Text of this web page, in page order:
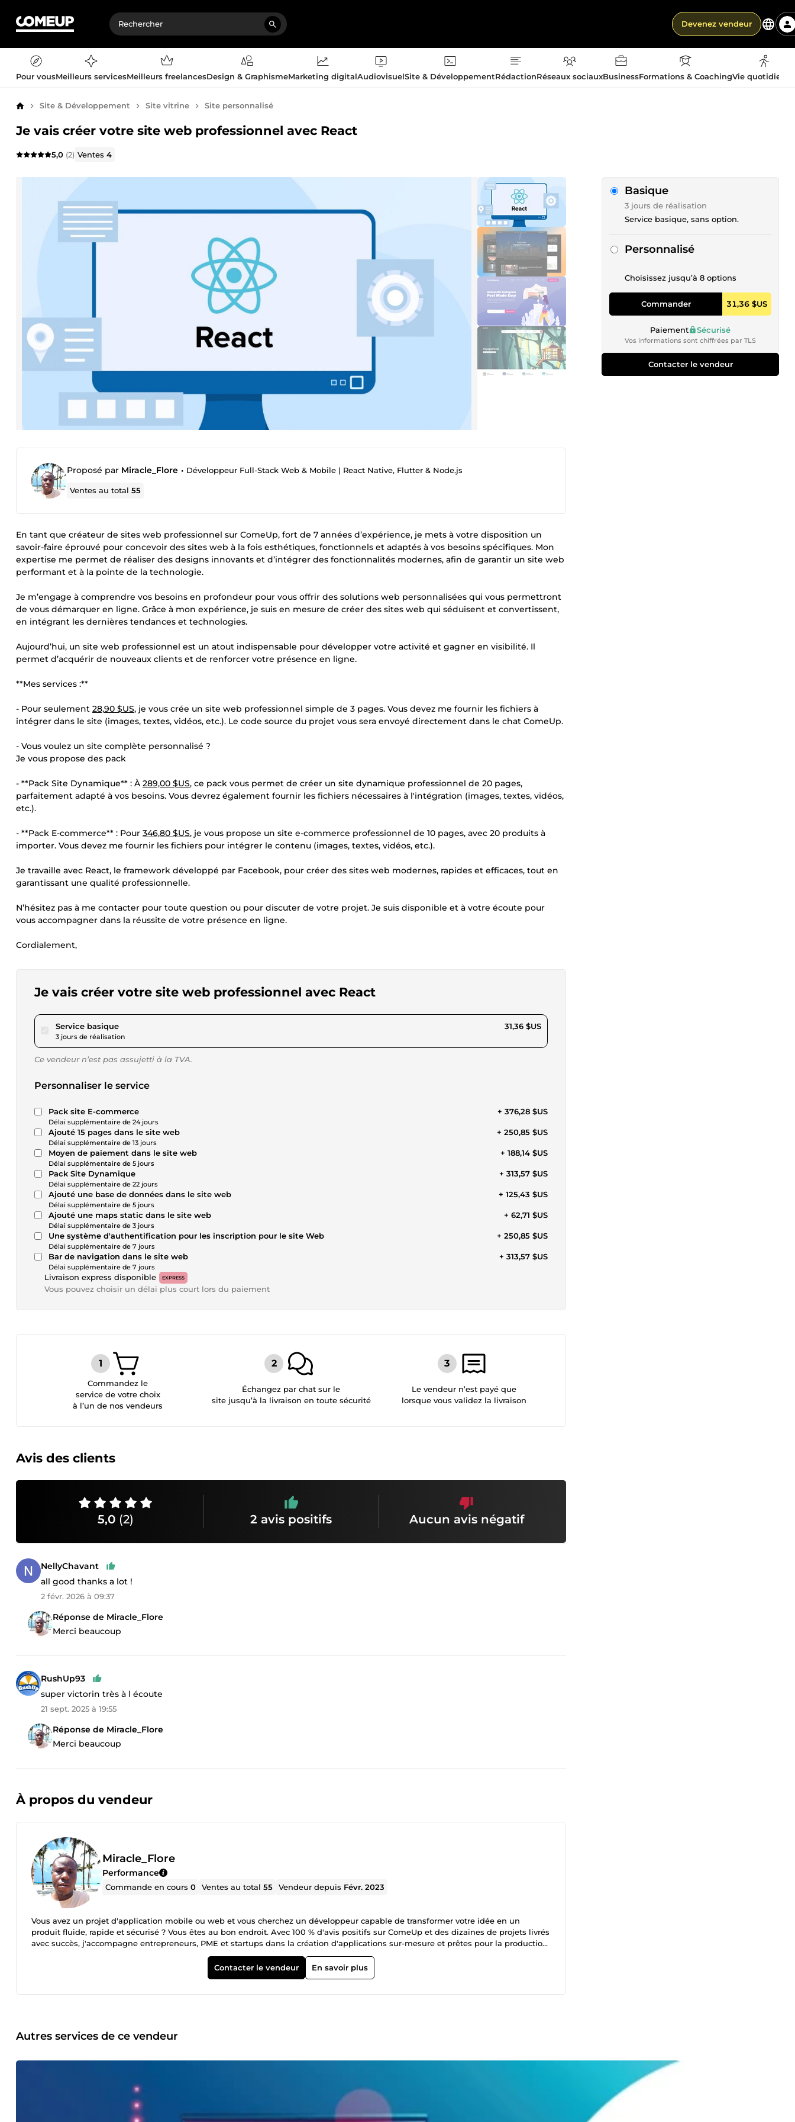
Devenez vendeur
Pour vousMeilleurs servicesMeilleurs freelancesDesign & GraphismeMarketing digitalAudiovisuelSite & DéveloppementRédactionRéseaux sociauxBusinessFormations & CoachingVie
AccueilSite & Développement Site vitrine Site personnalisé
Je vais créer votre site web professionnel avec React
5,0 (2) Ventes4
Proposé par Miracle_Flore • Développeur Full-Stack Web & Mobile | React Native, Flutter & Node.js
Ventes au total55
En tant que créateur de sites web professionnel sur ComeUp, fort de 7 années d’expérience, je mets à votre disposition un
savoir-faire éprouvé pour concevoir des sites web à la fois esthétiques, fonctionnels et adaptés à vos besoins spécifiques. Mon
expertise me permet de réaliser des designs innovants et d’intégrer des fonctionnalités modernes, afin de garantir un site web
performant et à la pointe de la technologie.
Je m’engage à comprendre vos besoins en profondeur pour vous offrir des solutions web personnalisées qui vous permettront
de vous démarquer en ligne. Grâce à mon expérience, je suis en mesure de créer des sites web qui séduisent et convertissent,
en intégrant les dernières tendances et technologies.
Aujourd’hui, un site web professionnel est un atout indispensable pour développer votre activité et gagner en visibilité. Il
permet d’acquérir de nouveaux clients et de renforcer votre présence en ligne.
**Mes services :**
- Pour seulement 28,90 $US, je vous crée un site web professionnel simple de 3 pages. Vous devez me fournir les fichiers à
intégrer dans le site (images, textes, vidéos, etc.). Le code source du projet vous sera envoyé directement dans le chat ComeUp.
- Vous voulez un site complète personnalisé ?
Je vous propose des pack
- **Pack Site Dynamique** : À 289,00 $US, ce pack vous permet de créer un site dynamique professionnel de 20 pages,
parfaitement adapté à vos besoins. Vous devrez également fournir les fichiers nécessaires à l'intégration (images, textes, vidéos,
etc.).
- **Pack E-commerce** : Pour 346,80 $US, je vous propose un site e-commerce professionnel de 10 pages, avec 20 produits à
importer. Vous devez me fournir les fichiers pour intégrer le contenu (images, textes, vidéos, etc.).
Je travaille avec React, le framework développé par Facebook, pour créer des sites web modernes, rapides et efficaces, tout en
garantissant une qualité professionnelle.
N’hésitez pas à me contacter pour toute question ou pour discuter de votre projet. Je suis disponible et à votre écoute pour
vous accompagner dans la réussite de votre présence en ligne.
Cordialement,
Je vais créer votre site web professionnel avec React
Service basiquepour 28,90 $US
3 jours de réalisation
31,36 $US
Ce vendeur n’est pas assujetti à la TVA.
Personnaliser le service
Pack site E-commerce
Délai supplémentaire de 24 jours
+ 376,28 $US
Ajouté 15 pages dans le site web
Délai supplémentaire de 13 jours
+ 250,85 $US
Moyen de paiement dans le site web
Délai supplémentaire de 5 jours
+ 188,14 $US
Pack Site Dynamique
Délai supplémentaire de 22 jours
+ 313,57 $US
Ajouté une base de données dans le site web
Délai supplémentaire de 5 jours
+ 125,43 $US
Ajouté une maps static dans le site web
Délai supplémentaire de 3 jours
+ 62,71 $US
Une système d'authentification pour les inscription pour le site Web
Délai supplémentaire de 7 jours
+ 250,85 $US
Bar de navigation dans le site web
Délai supplémentaire de 7 jours
+ 313,57 $US
Livraison express disponible EXPRESS
Vous pouvez choisir un délai plus court lors du paiement
Basique
3 jours de réalisation
Service basique, sans option.
Personnalisé
Choisissez jusqu’à 8 options
Commander 31,36 $US
Paiement Sécurisé
Vos informations sont chiffrées par TLS
Contacter le vendeur
Commandez le
service de votre choix
à l’un de nos vendeurs
Échangez par chat sur le
site jusqu’à la livraison en toute sécurité
Le vendeur n’est payé que
lorsque vous validez la livraison
Avis des clients
5,0 (2) 2 avis positifs Aucun avis négatif
NellyChavant
all good thanks a lot !
2 févr. 2026 à 09:37
Réponse de Miracle_Flore
Merci beaucoup
RushUp93
super victorin très à l écoute
21 sept. 2025 à 19:55
Réponse de Miracle_Flore
Merci beaucoup
À propos du vendeur
Miracle_Flore
Performance
Commande en cours0 Ventes au total55 Vendeur depuis Févr. 2023
Vous avez un projet d'application mobile ou web et vous cherchez un développeur capable de transformer votre idée en un
produit fluide, rapide et sécurisé ? Vous êtes au bon endroit. Avec 100 % d'avis positifs sur ComeUp et des dizaines de projets livrés
avec succès, j'accompagne entrepreneurs, PME et startups dans la création d'applications sur-mesure et prêtes pour la production.
évolutifs avec Node.js et Supabase / Firebase. Intégrations Avancées : Paiements (Stripe, FedaPay, PayPal), géolocalisation /
la meilleure approche technique pour optimiser votre budget et votre temps. Un projet en tête ou un bug à résoudre ? Cliquez sur
Contacter le vendeur En savoir plus
Autres services de ce vendeur